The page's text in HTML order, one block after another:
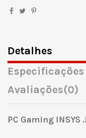
Detalhes
Especificações
Avaliações(0)
PC Gaming INSYS